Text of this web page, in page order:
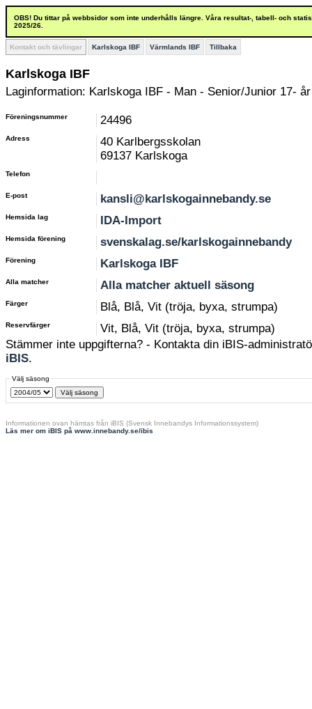
OBS! Du tittar på webbsidor som inte underhålls längre. Våra resultat-, tabell- och
2025/26.
Kontakt och tävlingar Karlskoga IBF Värmlands IBF Tillbaka
Karlskoga IBF
Laginformation: Karlskoga IBF - Man - Senior/Junior 17- år
Föreningsnummer 24496
Adress
40 Karlbergsskolan
69137 Karlskoga
Telefon
E-post kansli@karlskogainnebandy.se
Hemsida lag IDA-Import
Hemsida förening svenskalag.se/karlskogainnebandy
Förening Karlskoga IBF
Alla matcher Alla matcher aktuell säsong
Färger Blå, Blå, Vit (tröja, byxa, strumpa)
Reservfärger
Vit, Blå, Vit (tröja, byxa, strumpa)
Stämmer inte uppgifterna? - Kontakta din iBIS-
iBIS.
Välj säsong
Informationen ovan hämtas från iBIS (Svensk Innebandys Informationssystem)
Läs mer om iBIS på www.innebandy.se/ibis